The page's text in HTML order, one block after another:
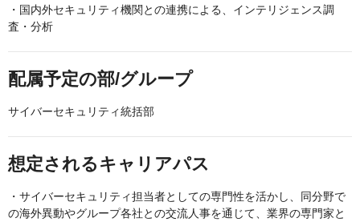
・国内外セキュリティ機関との連携による、インテリジェンス調
査・分析
配属予定の部/グループ
サイバーセキュリティ統括部
想定されるキャリアパス
・サイバーセキュリティ担当者としての専門性を活かし、同分野で
の海外異動やグループ各社との交流人事を通じて、業界の専門家と